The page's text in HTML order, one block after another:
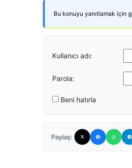
Bu konuyu yanıtlamak için
Kullanıcı adı:
Parola:
Beni hatırla
Paylaş: